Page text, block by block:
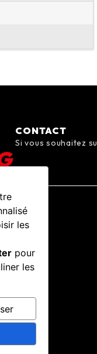
CONTACT
Si vous souhaitez
les
pour
les